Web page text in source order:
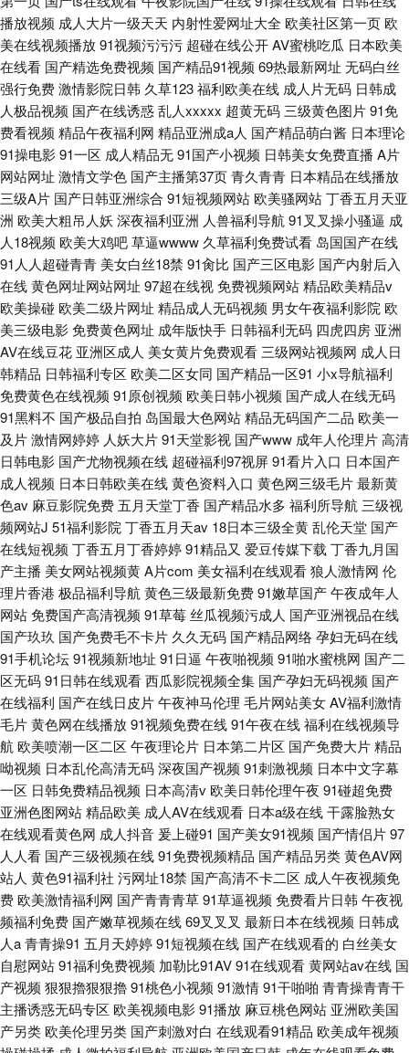
播放视频 成人大片一级天天 内射性爱网址大全 欧美社区第一页 欧
美在线视频播放91视频污污污 超碰在线公开AV蜜桃吃瓜 日本欧美
在线看 国产精选免费视频 国产精品91视频 69热最新网址 无码白丝
强行免费激情影院日韩 久草123福利欧美在线 成人片无码 日韩成
人极品视频 国产在线诱惑乱人xxxxx 超黄无码 三级黄色图片91免
费看视频 精品午夜福利网 精品亚洲成a人 国产精品萌白酱 日本理论
91操电影91一区 成人精品无91国产小视频 日韩美女免费直播 A片
网站网址 激情文学色 国产主播第37页青久青青 日本精品在线播放
三级A片 国产日韩亚洲综合 91短视频网站 欧美骚网站丁香五月天亚
洲 欧美大粗吊人妖 深夜福利亚洲 人兽福利导航 91叉叉操小骚逼 成
人18视频 欧美大鸡吧草逼wwww 久草福利免费试看 岛国国产在线
91人人超碰青青 美女白丝18禁 91肏比 国产三区电影 国产内射后入
在线黄色网址网站网址 97超在线视免费视频网站精品欧美精品v
欧美操碰 欧美二级片网址 精品成人无码视频 男女午夜福利影院 欧
美三级电影免费黄色网址 成年版快手 日韩福利无码 四虎四房 亚洲
AV在线豆花 亚洲区成人 美女黄片免费观看 三级网站视频网 成人日
韩精品 日韩福利专区 欧美二区女同 国产精品一区91 小x导航福利
免费黄色在线视频 91原创视频 欧美日韩小视频 国产成人在线无码
91黑料不 国产极品自拍 岛国最大色网站精品无码国产二品 欧美一
及片激情网婷婷 人妖大片91天堂影视 国产www 成年人伦理片高清
日韩电影 国产尤物视频在线 超碰福利97视屏91看片入口 日本国产
成人视频 日本日韩欧美在线黄色资料入口 黄色网三级毛片最新黄
色av 麻豆影院免费 五月天堂丁香 国产精品水多 福利所导航 三级视
频网站J 51福利影院 丁香五月天av 18日本三级全黄乱伦天堂 国产
在线短视频 丁香五月丁香婷婷91精品又 爱豆传媒下载 丁香九月国
产主播 美女网站视频黄A片com 美女福利在线观看狼人激情网 伦
理片香港 极品福利导航 黄色三级最新免费91嫩草国产午夜成年人
网站免费国产高清视频 91草莓丝瓜视频污成人 国产亚洲视品在线
国产玖玖 国产免费毛不卡片 久久无码 国产精品网络 孕妇无码在线
91手机论坛91视频新地址 91日逼 午夜啪视频 91啪水蜜桃网 国产二
区无码91日韩在线观看西瓜影院视频全集 国产孕妇无码视频 国产
在线福利 国产在线日皮片午夜神马伦理 毛片网站美女AV福利激情
毛片黄色网在线播放91视频免费在线91午夜在线福利在线视频导
航 欧美喷潮一区二区 午夜理论片 日本第二片区 国产免费大片精品
呦视频 日本乱伦高清无码深夜国产视频 91刺激视频 日本中文字幕
一区 日韩免费精品视频 日本高清v 欧美日韩伦理午夜 91碰超免费
亚洲色图网站精品欧美 成人AV在线观看 日本a级在线干露脸熟女
在线观看黄色网 成人抖音 爰上碰91 国产美女91视频 国产情侣片97
人人看 国产三级视频在线91免费视频精品 国产精品另类黄色AV网
站人 黄色91福利社 污网址18禁 国产高清不卡二区 成人午夜视频免
费 欧美激情福利网 国产青青青草91草逼视频 免费看片日韩 午夜视
频福利免费 国产嫩草视频在线69叉叉叉 最新日本在线视频 日韩成
人a青青操91 五月天婷婷91短视频在线 国产在线观看的 白丝美女
自慰网站91福利免费视频 加勒比91AV91在线观看黄网站av在线 国
产视频 狠狠擼狠狠擼91桃色小视频 91激情91干啪啪 青青操青青干
主播诱惑无码专区 欧美视频电影91播放 麻豆桃色网站 亚洲欧美国
产另类 欧美伦理另类 国产刺激对白 在线观看91精品 欧美成年视频